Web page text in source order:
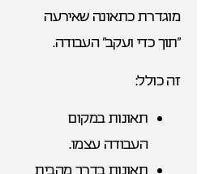
מוגדרת כתאונה שאירעה
“תוך כדי ועקב” העבודה.
זה כולל:
תאונות במקום
העבודה עצמו.
תאונות בדרך מהבית